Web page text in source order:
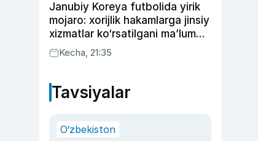
Janubiy Koreya futbolida yirik
mojaro: xorijlik hakamlarga jinsiy
xizmatlar ko‘rsatilgani ma’lum
qilindi
Kecha, 21:35
Tavsiyalar
O‘zbekiston